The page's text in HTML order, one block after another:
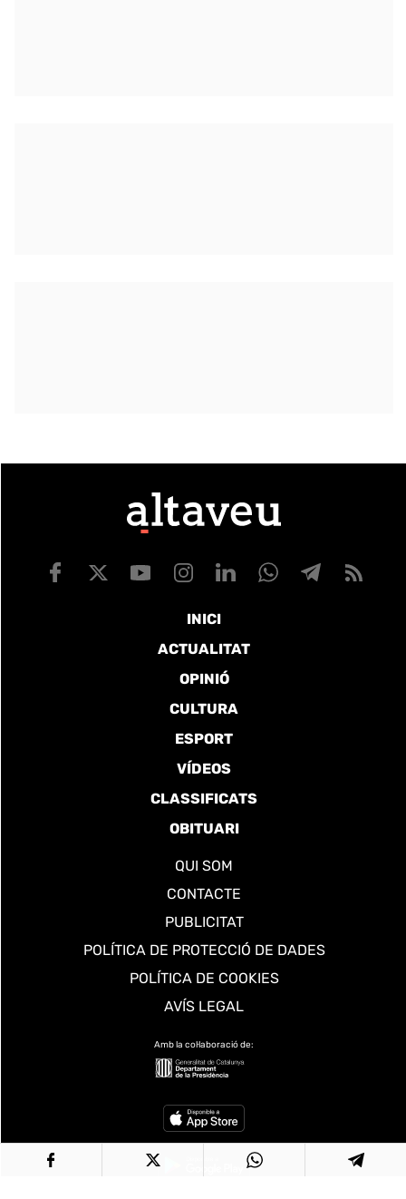
INICI
ACTUALITAT
OPINIÓ
CULTURA
ESPORT
VÍDEOS
CLASSIFICATS
OBITUARI
QUI SOM
CONTACTE
PUBLICITAT
POLÍTICA DE PROTECCIÓ DE DADES
POLÍTICA DE COOKIES
AVÍS LEGAL
Amb la col·laboració de: